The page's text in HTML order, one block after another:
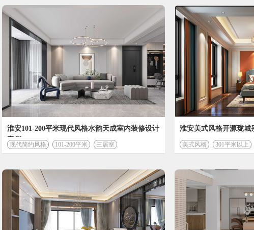
淮安101-200平米现代风格水韵天成室内装修设计
案例
现代简约风格 101-200平米 三居室
淮安美式风格开源珑城
美式风格 301平米以上
装修计算器 今
开始计算